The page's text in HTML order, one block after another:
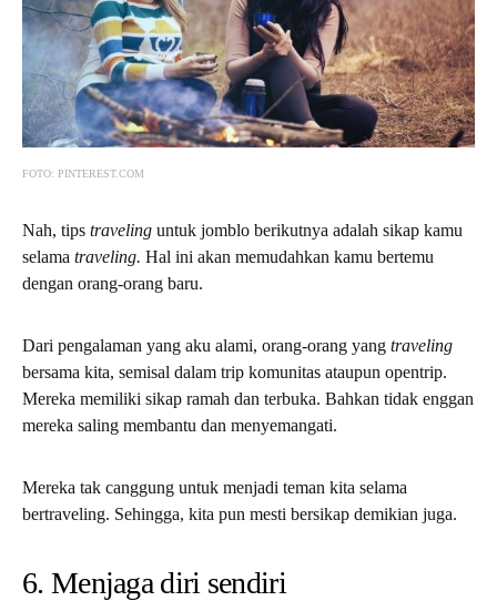
FOTO: PINTEREST.COM
Nah, tips traveling untuk jomblo berikutnya adalah sikap kamu
selama traveling. Hal ini akan memudahkan kamu bertemu
dengan orang-orang baru.
Dari pengalaman yang aku alami, orang-orang yang traveling
bersama kita, semisal dalam trip komunitas ataupun opentrip.
Mereka memiliki sikap ramah dan terbuka. Bahkan tidak enggan
mereka saling membantu dan menyemangati.
Mereka tak canggung untuk menjadi teman kita selama
bertraveling. Sehingga, kita pun mesti bersikap demikian juga.
6. Menjaga diri sendiri